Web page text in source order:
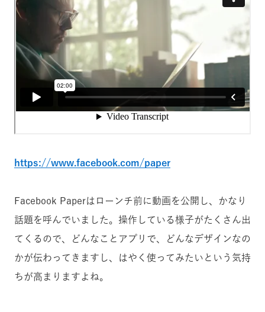
https://www.facebook.com/paper
Facebook Paperはローンチ前に動画を公開し、かなり
話題を呼んでいました。操作している様子がたくさん出
てくるので、どんなことアプリで、どんなデザインなの
かが伝わってきますし、はやく使ってみたいという気持
ちが高まりますよね。